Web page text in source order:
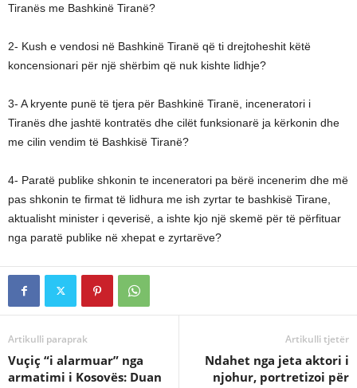
Tiranës me Bashkinë Tiranë?
2- Kush e vendosi në Bashkinë Tiranë që ti drejtoheshit këtë
koncensionari për një shërbim që nuk kishte lidhje?
3- A kryente punë të tjera për Bashkinë Tiranë, inceneratori i
Tiranës dhe jashtë kontratës dhe cilët funksionarë ja kërkonin dhe
me cilin vendim të Bashkisë Tiranë?
4- Paratë publike shkonin te inceneratori pa bërë incenerim dhe më
pas shkonin te firmat të lidhura me ish zyrtar te bashkisë Tirane,
aktualisht minister i qeverisë, a ishte kjo një skemë për të përfituar
nga paratë publike në xhepat e zyrtarëve?
Artikulli paraprak
Vuçiç “i alarmuar” nga
armatimi i Kosovës: Duan
Artikulli tjetër
Ndahet nga jeta aktori i
njohur, portretizoi për